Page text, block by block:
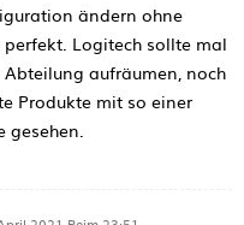
ändern ohne
perfekt. Logitech sollte mal
aufräumen, noch
Produkte mit so einer
gesehen.